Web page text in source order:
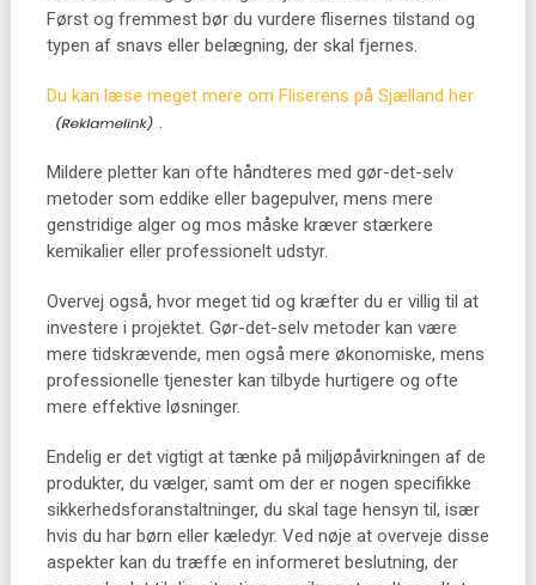
Først og fremmest bør du vurdere flisernes tilstand og
typen af snavs eller belægning, der skal fjernes.
Du kan læse meget mere om Fliserens på Sjælland her
.
Mildere pletter kan ofte håndteres med gør-det-selv
metoder som eddike eller bagepulver, mens mere
genstridige alger og mos måske kræver stærkere
kemikalier eller professionelt udstyr.
Overvej også, hvor meget tid og kræfter du er villig til at
investere i projektet. Gør-det-selv metoder kan være
mere tidskrævende, men også mere økonomiske, mens
professionelle tjenester kan tilbyde hurtigere og ofte
mere effektive løsninger.
Endelig er det vigtigt at tænke på miljøpåvirkningen af de
produkter, du vælger, samt om der er nogen specifikke
sikkerhedsforanstaltninger, du skal tage hensyn til, især
hvis du har børn eller kæledyr. Ved nøje at overveje disse
aspekter kan du træffe en informeret beslutning, der